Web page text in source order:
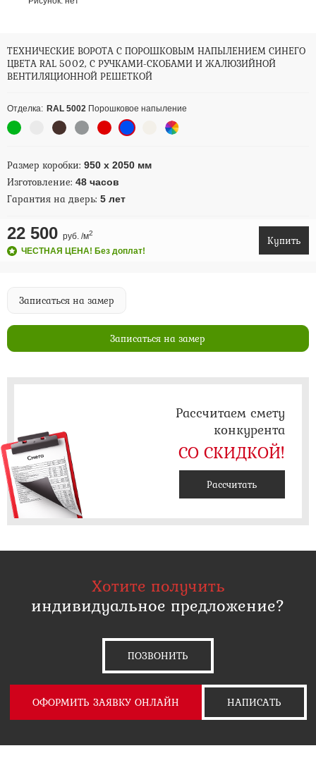
ТЕХНИЧЕСКИЕ ВОРОТА С ПОРОШКОВЫМ НАПЫЛЕНИЕМ СИНЕГО
ЦВЕТА RAL 5002, С РУЧКАМИ-СКОБАМИ И ЖАЛЮЗИЙНОЙ
ВЕНТИЛЯЦИОННОЙ РЕШЕТКОЙ
Отделка: RAL 5002 Порошковое напыление
Размер коробки: 950 x 2050 мм
Изготовление: 48 часов
Гарантия на дверь: 5 лет
22 500 руб. /м2
ЧЕСТНАЯ ЦЕНА! Без доплат!
Купить
Записаться на замер
Записаться на замер
Рассчитаем смету
конкурента
СО СКИДКОЙ!
Рассчитать
Хотите получить
индивидуальное предложение?
ПОЗВОНИТЬ
ОФОРМИТЬ ЗАЯВКУ ОНЛАЙН НАПИСАТЬ